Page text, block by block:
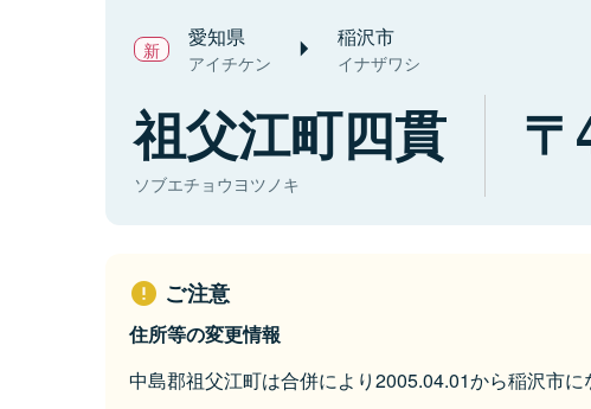
愛知県
アイチケン
稲沢市
イナザワシ
祖父江町四貫
ソブエチョウヨツノキ
ご注意
住所等の変更情報
中島郡祖父江町は合併により2005.04.01から稲沢市に